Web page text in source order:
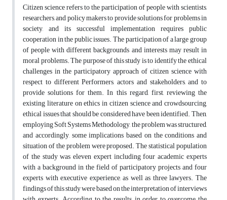
Citizen science refers to the participation of people with scientists,
researchers, and policy makers to provide solutions for problems in
society, and its successful implementation requires public
cooperation in the public issues. The participation of a large group
of people with different backgrounds and interests may result in
moral problems. The purpose of this study is to identify the ethical
challenges in the participatory approach of citizen science with
respect to different Performers, actors and stakeholders, and to
provide solutions for them. In this regard, first, reviewing the
existing literature on ethics in citizen science and crowdsourcing,
ethical issues that should be considered have been identified. Then,
employing Soft Systems Methodology, the problem was structured,
and accordingly, some implications based on the conditions and
situation of the problem were proposed. The statistical population
of the study was eleven expert including four academic experts
with a background in the field of participatory projects and four
experts with executive experience, as well as three lawyers. The
findings of this study were based on the interpretation of interviews